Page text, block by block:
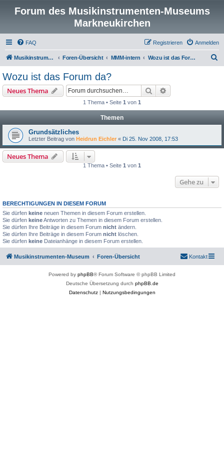
Forum des Musikinstrumenten-Museums
Markneukirchen
FAQ Anmelden
Registrieren
Musikinstrumenten-Museum Foren-Übersicht MMM-intern Wozu ist das Forum da?
Wozu ist das Forum da?
Neues Thema Suche
1 Thema • Seite 1 von 1
Themen
Grundsätzliches
Letzter Beitrag von Heidrun Eichler « Di 25. Nov 2008, 17:53
Neues Thema
1 Thema • Seite 1 von 1
Gehe zu
BERECHTIGUNGEN IN DIESEM FORUM
Sie dürfen keine neuen Themen in diesem Forum erstellen.
Sie dürfen keineAntworten zu Themen in diesem Forum erstellen.
Sie dürfen Ihre Beiträge in diesem Forum nicht ändern.
Sie dürfen Ihre Beiträge in diesem Forum nicht löschen.
Sie dürfen keine Dateianhänge in diesem Forum erstellen.
Musikinstrumenten-Museum Foren-Übersicht Kontakt
Powered by phpBB® Forum Software © phpBB Limited
Deutsche Übersetzung durch phpBB.de
Datenschutz| Nutzungsbedingungen